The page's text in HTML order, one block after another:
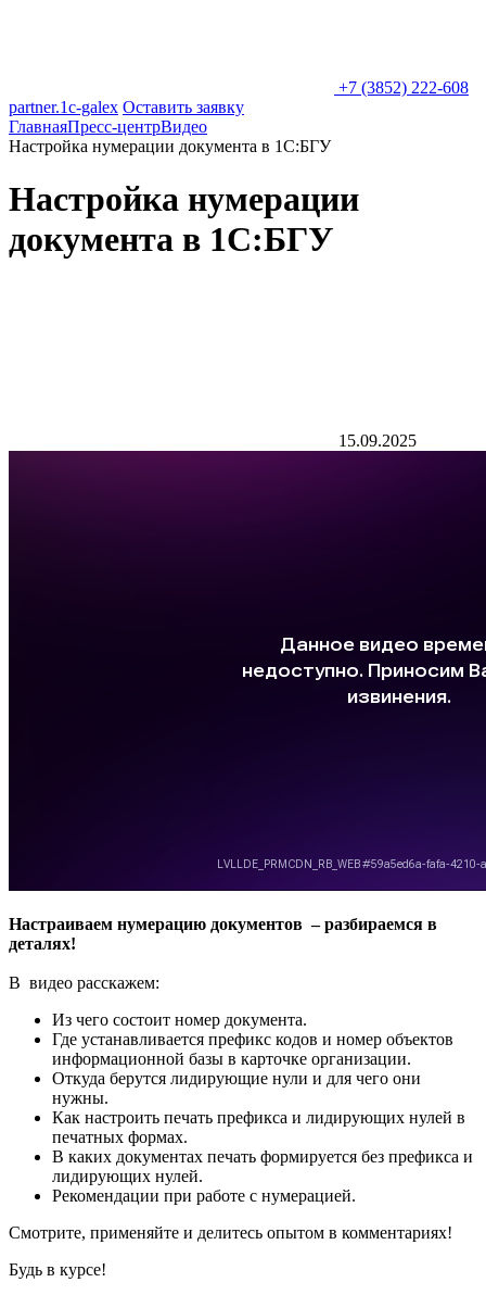
+7 (3852) 222-608
partner.1c-galex Оставить заявку
ГлавнаяПресс-центрВидео
Настройка нумерации документа в 1С:БГУ
Настройка нумерации
документа в 1С:БГУ
15.09.2025
Настраиваем нумерацию документов – разбираемся в
деталях!
В видео расскажем:
Из чего состоит номер документа.
Где устанавливается префикс кодов и номер объектов
информационной базы в карточке организации.
Откуда берутся лидирующие нули и для чего они
нужны.
Как настроить печать префикса и лидирующих нулей в
печатных формах.
В каких документах печать формируется без префикса и
лидирующих нулей.
Рекомендации при работе с нумерацией.
Смотрите, применяйте и делитесь опытом в комментариях!
Будь в курсе!